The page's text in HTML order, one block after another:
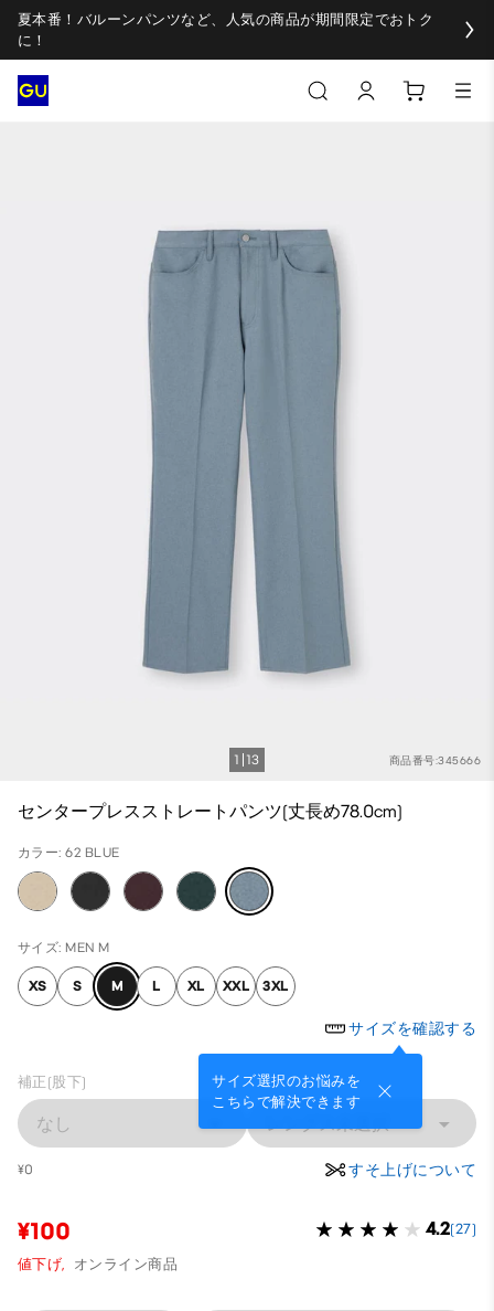
夏本番！バルーンパンツなど、人気の商品が期間限定でおトク
に！
商品番号:345666
1 13
センタープレスストレートパンツ(丈長め78.0cm)
カラー: 62 BLUE
サイズ: MEN M
XS S M L XL XXL 3XL
サイズを確認する
サイズ選択のお悩みを
こちらで解決できます
補正(股下)
なし レングス未選択
¥0 すそ上げについて
¥100 4.2(27)
値下げ, オンライン商品